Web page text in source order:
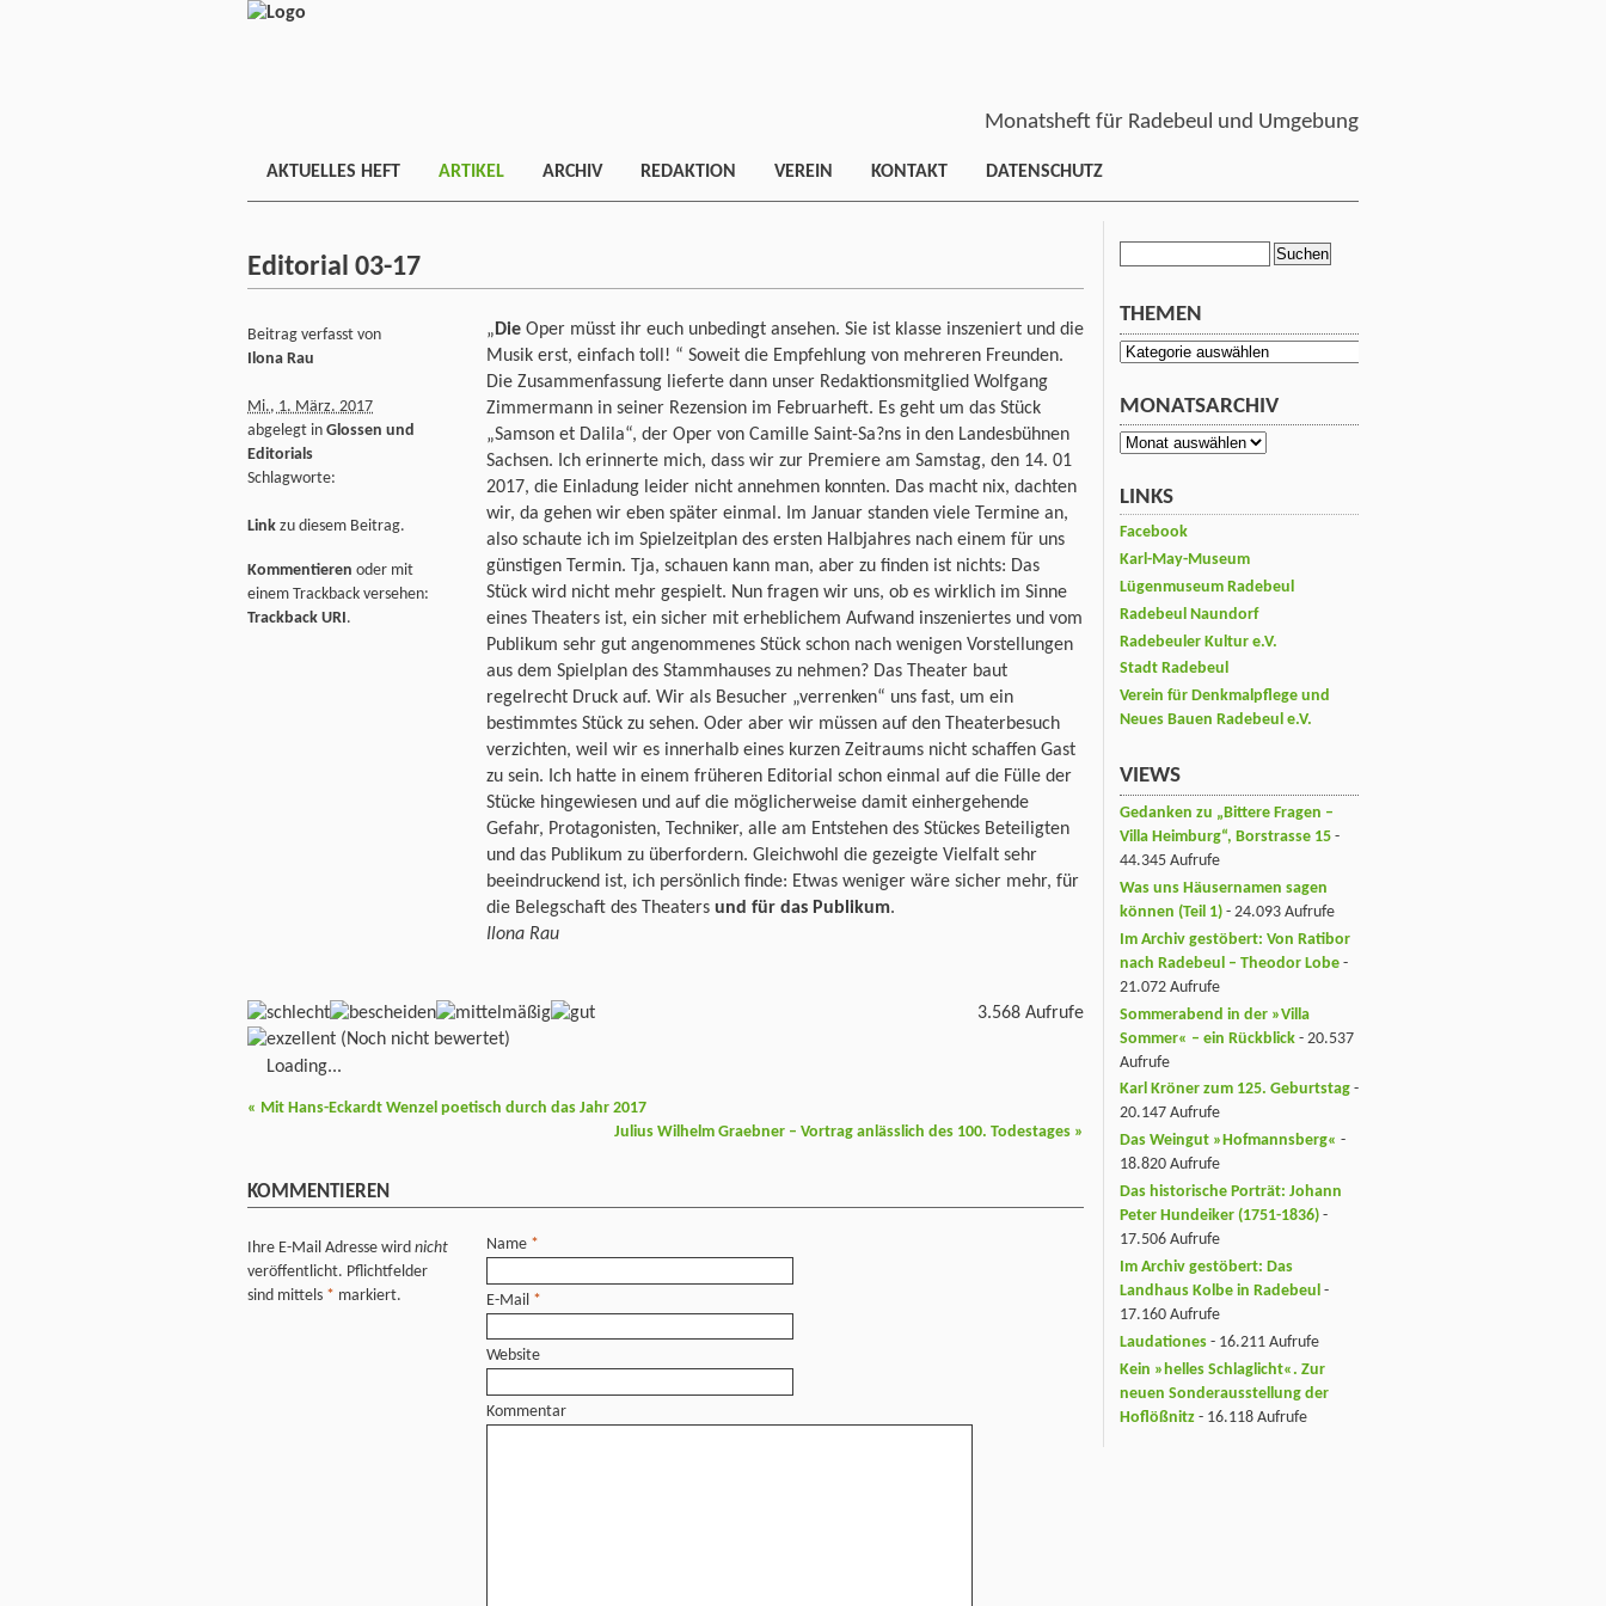
Monatsheft für Radebeul und Umgebung
AKTUELLES HEFT ARTIKEL ARCHIV REDAKTION VEREIN KONTAKT DATENSCHUTZ
Editorial 03-17
„Die Oper müsst ihr euch unbedingt ansehen. Sie ist klasse inszeniert und die
Musik erst, einfach toll! “ Soweit die Empfehlung von mehreren Freunden.
Die Zusammenfassung lieferte dann unser Redaktionsmitglied Wolfgang
Zimmermann in seiner Rezension im Februarheft. Es geht um das Stück
„Samson et Dalila“, der Oper von Camille Saint-Sa?ns in den Landesbühnen
Sachsen. Ich erinnerte mich, dass wir zur Premiere am Samstag, den 14. 01
2017, die Einladung leider nicht annehmen konnten. Das macht nix, dachten
wir, da gehen wir eben später einmal. Im Januar standen viele Termine an,
also schaute ich im Spielzeitplan des ersten Halbjahres nach einem für uns
günstigen Termin. Tja, schauen kann man, aber zu finden ist nichts: Das
Stück wird nicht mehr gespielt. Nun fragen wir uns, ob es wirklich im Sinne
eines Theaters ist, ein sicher mit erheblichem Aufwand inszeniertes und vom
Publikum sehr gut angenommenes Stück schon nach wenigen Vorstellungen
aus dem Spielplan des Stammhauses zu nehmen? Das Theater baut
regelrecht Druck auf. Wir als Besucher „verrenken“ uns fast, um ein
bestimmtes Stück zu sehen. Oder aber wir müssen auf den Theaterbesuch
verzichten, weil wir es innerhalb eines kurzen Zeitraums nicht schaffen Gast
zu sein. Ich hatte in einem früheren Editorial schon einmal auf die Fülle der
Stücke hingewiesen und auf die möglicherweise damit einhergehende
Gefahr, Protagonisten, Techniker, alle am Entstehen des Stückes Beteiligten
und das Publikum zu überfordern. Gleichwohl die gezeigte Vielfalt sehr
beeindruckend ist, ich persönlich finde: Etwas weniger wäre sicher mehr, für
die Belegschaft des Theaters und für das Publikum.
Ilona Rau
Beitrag verfasst von
Ilona Rau
Mi., 1. März. 2017
abgelegt in Glossen und
Editorials
Schlagworte:
Link zu diesem Beitrag.
Kommentieren oder mit
einem Trackback versehen:
Trackback URI.
(Noch nicht bewertet)
Loading...
3.568 Aufrufe
« Mit Hans-Eckardt Wenzel poetisch durch das Jahr 2017
Julius Wilhelm Graebner – Vortrag anlässlich des 100. Todestages »
KOMMENTIEREN
Ihre E-Mail Adresse wird nicht
veröffentlicht. Pflichtfelder
sind mittels * markiert.
Name *
E-Mail *
Website
Kommentar
THEMEN
Themen
MONATSARCHIV
Monatsarchiv
LINKS
Facebook
Karl-May-Museum
Lügenmuseum Radebeul
Radebeul Naundorf
Radebeuler Kultur e.V.
Stadt Radebeul
Verein für Denkmalpflege und
Neues Bauen Radebeul e.V.
VIEWS
Gedanken zu „Bittere Fragen –
Villa Heimburg“, Borstrasse 15 -
44.345 Aufrufe
Was uns Häusernamen sagen
können (Teil 1) - 24.093 Aufrufe
Im Archiv gestöbert: Von Ratibor
nach Radebeul – Theodor Lobe -
21.072 Aufrufe
Sommerabend in der »Villa
Sommer« – ein Rückblick - 20.537
Aufrufe
Karl Kröner zum 125. Geburtstag -
20.147 Aufrufe
Das Weingut »Hofmannsberg« -
18.820 Aufrufe
Das historische Porträt: Johann
Peter Hundeiker (1751-1836) -
17.506 Aufrufe
Im Archiv gestöbert: Das
Landhaus Kolbe in Radebeul -
17.160 Aufrufe
Laudationes - 16.211 Aufrufe
Kein »helles Schlaglicht«. Zur
neuen Sonderausstellung der
Hoflößnitz - 16.118 Aufrufe